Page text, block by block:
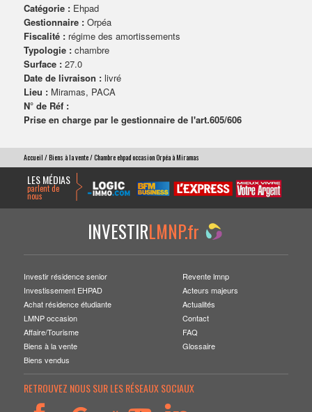
Catégorie :Ehpad
Gestionnaire :Orpéa
Fiscalité :régime des amortissements
Typologie :chambre
Surface :27.0
Date de livraison :livré
Lieu :Miramas, PACA
N° de Réf :
Prise en charge par le gestionnaire de l'art.605/606
Accueil /Biens à la vente/ Chambre ehpad occasion Orpéa à Miramas
LES MÉDIAS
parlent de
nous
INVESTIRLMNP.fr
Investir résidence senior
Investissement EHPAD
Achat résidence étudiante
LMNP occasion
Affaire/Tourisme
Biens à la vente
Biens vendus
Revente lmnp
Acteurs majeurs
Actualités
Contact
FAQ
Glossaire
RETROUVEZ NOUS SUR LES RÉSEAUX SOCIAUX